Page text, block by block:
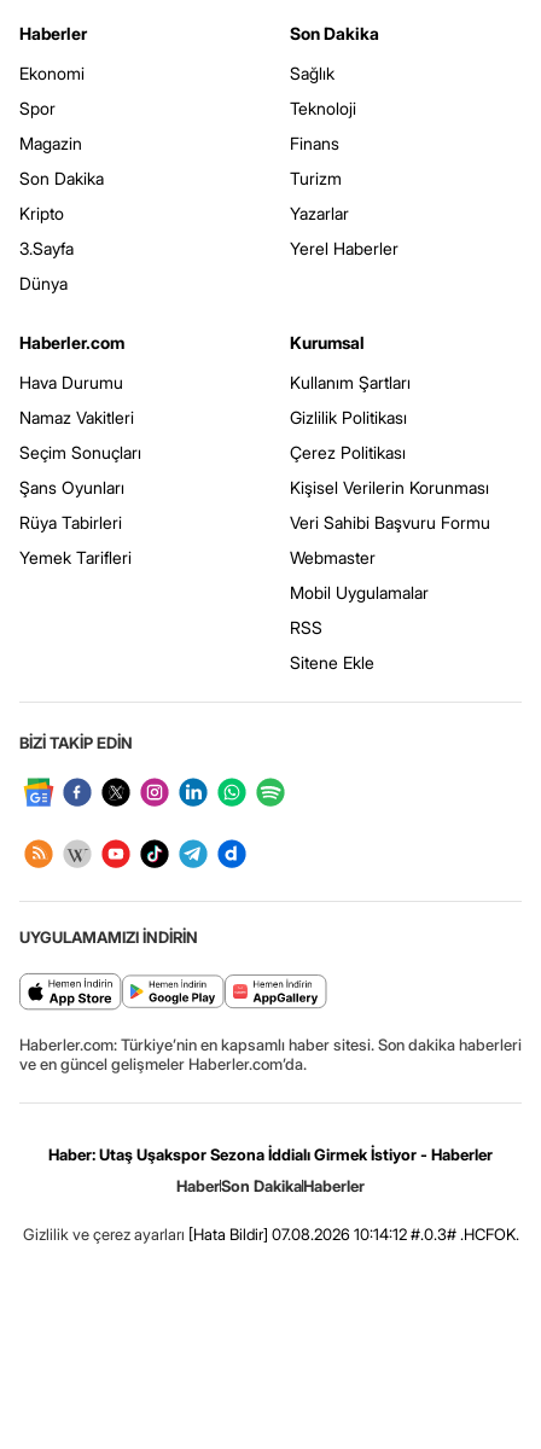
Haberler
Ekonomi
Spor
Magazin
Son Dakika
Kripto
3.Sayfa
Dünya
Son Dakika
Sağlık
Teknoloji
Finans
Turizm
Yazarlar
Yerel Haberler
Haberler.com
Hava Durumu
Namaz Vakitleri
Seçim Sonuçları
Şans Oyunları
Rüya Tabirleri
Yemek Tarifleri
Kurumsal
Kullanım Şartları
Gizlilik Politikası
Çerez Politikası
Kişisel Verilerin Korunması
Veri Sahibi Başvuru Formu
Webmaster
Mobil Uygulamalar
RSS
Sitene Ekle
BİZİ TAKİP EDİN
UYGULAMAMIZI İNDİRİN
Haberler.com: Türkiye’nin en kapsamlı haber sitesi. Son dakika haberleri
ve en güncel gelişmeler Haberler.com’da.
Haber: Utaş Uşakspor Sezona İddialı Girmek İstiyor - Haberler
HaberSon DakikaHaberler
Gizlilik ve çerez ayarları [Hata Bildir] 07.08.2026 10:14:12 #.0.3# .HCFOK.